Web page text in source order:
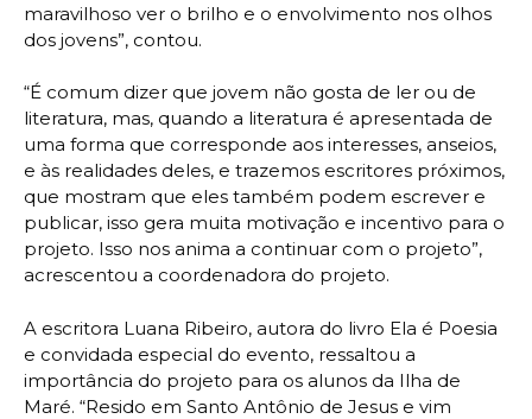
maravilhoso ver o brilho e o envolvimento nos olhos
dos jovens”, contou.
“É comum dizer que jovem não gosta de ler ou de
literatura, mas, quando a literatura é apresentada de
uma forma que corresponde aos interesses, anseios,
e às realidades deles, e trazemos escritores próximos,
que mostram que eles também podem escrever e
publicar, isso gera muita motivação e incentivo para o
projeto. Isso nos anima a continuar com o projeto”,
acrescentou a coordenadora do projeto.
A escritora Luana Ribeiro, autora do livro Ela é Poesia
e convidada especial do evento, ressaltou a
importância do projeto para os alunos da Ilha de
Maré. “Resido em Santo Antônio de Jesus e vim